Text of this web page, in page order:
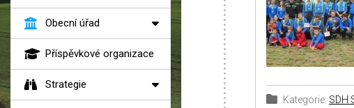
Kategorie: SDH
Obecní úřad
Příspěvkové organizace
Strategie